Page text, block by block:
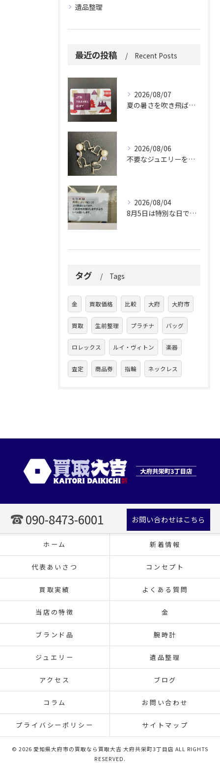
遺品整理
最近の投稿 Recent Posts
2026/08/07
夏の暑さを吹き飛ばしに来てください。
2026/08/06
不要なジュエリーを眠らせていませんか？
2026/08/04
8月5日は特別な日です。
タグ Tags
金 買取価格 比較 大府 大府市
買取 生前整理 プラチナ バッグ
ロレックス ルイ・ヴィトン 楽器
査定 商品券 指輪 ネックレス
090-8473-6001 お問い合わせはこちら
ホーム 新着情報
代表あいさつ コンセプト
買取実績 よくある質問
当店の特徴 金
ブランド品 腕時計
ジュエリー 遺品整理
アクセス ブログ
コラム お問い合わせ
プライバシーポリシー サイトマップ
© 2026 愛知県大府市の買取なら買取大吉 大府共栄町3丁目店 ALL RIGHTS
RESERVED.